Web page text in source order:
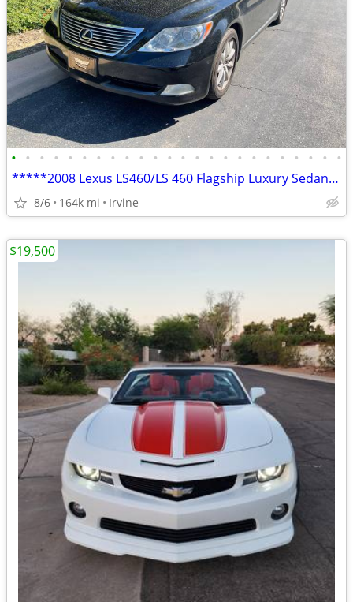
• • • • • • • • • • • • • • • • • • • • • • • •
*****2008 Lexus LS460/LS 460 Flagship Luxury Sedan Very Low Mile $8999
8/6 164k mi Irvine
$19,500